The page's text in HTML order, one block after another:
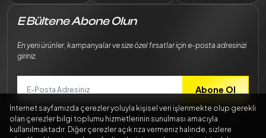
E Bültene Abone Olun
En yeni ürünler, kampanyalar ve size özel fırsatlar için e-posta adresinizi
giriniz.
Abone Ol
BilgileriminKişisel Verilerin Korunması Kanunumevzuatına uygun
şekilde işlenmesini kabul ediyorum.
İnternet sayfamızda çerezler yoluyla kişisel veri işlenmekte olup gerekli
olan çerezler bilgi toplumu hizmetlerinin sunulması amacıyla
kullanılmaktadır. Diğer çerezler açık rıza vermeniz halinde, sizlere